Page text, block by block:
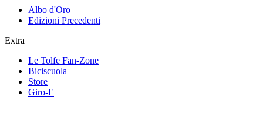
Albo d'Oro
Edizioni Precedenti
Extra
Le Tolfe Fan-Zone
Biciscuola
Store
Giro-E